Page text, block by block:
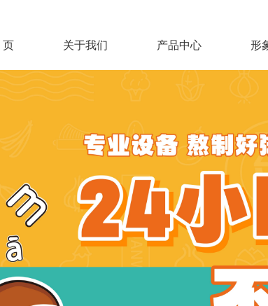
页 关于我们 产品中心 形